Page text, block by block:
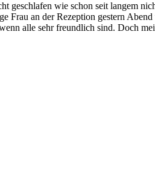
geschlafen wie schon seit langem
Frau an der Rezeption gestern
alle sehr freundlich sind. Doch